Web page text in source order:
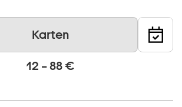
Karten
12 – 88 €